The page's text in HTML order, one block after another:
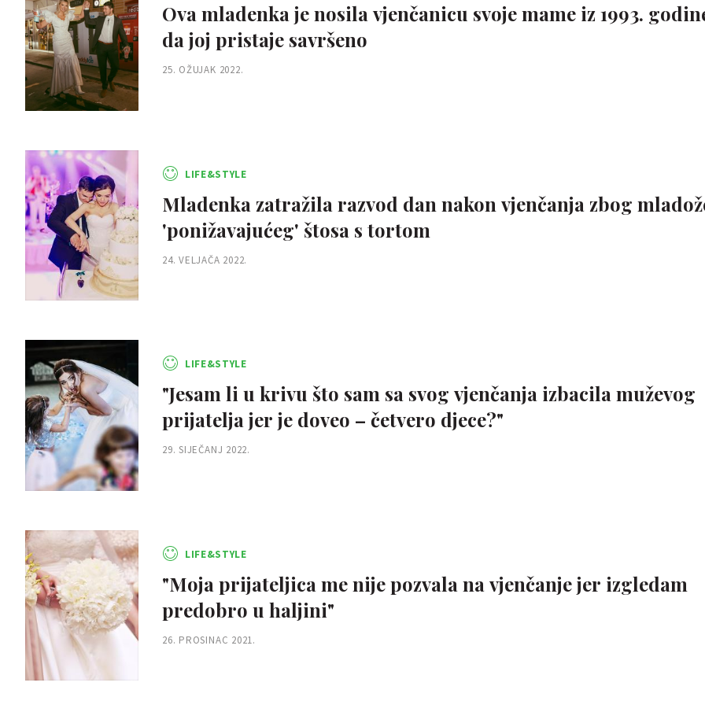
Ova mladenka je nosila vjenčanicu svoje mame iz 1993.
da joj pristaje savršeno
25. OŽUJAK 2022.
LIFE&STYLE
Mladenka zatražila razvod dan nakon vjenčanja zbog
'ponižavajućeg' štosa s tortom
24. VELJAČA 2022.
LIFE&STYLE
"Jesam li u krivu što sam sa svog vjenčanja izbacila muževog
prijatelja jer je doveo – četvero djece?"
29. SIJEČANJ 2022.
LIFE&STYLE
"Moja prijateljica me nije pozvala na vjenčanje jer izgledam
predobro u haljini"
26. PROSINAC 2021.